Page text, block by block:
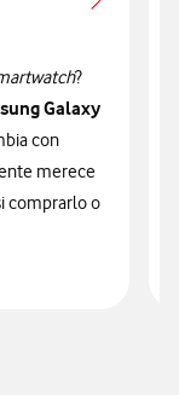
?
Galaxy
con
merece
comprarlo o